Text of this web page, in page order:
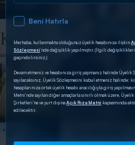
DİĞER SONUÇLAR
Beni Hatırla
Merhaba, kullanmakta olduğunuz üyelik hesabınıza ilişkin
Sözleşmesi’nde değişiklik yapılmıştır. (İlgili
geçirebilirsiniz.)
Devam etmeniz ve hesabınıza giriş yapmanız halinde Üyelik
sayılacaksınız. Üyelik Sözleşmesini kabul etmeniz
hesaplarınıza ortak üyelik hesabı aracılığıyla giriş
Metni’nde sayılan diğer amaçlarla sınırlı olmak üzere,
Şirketleri’ne ve yurt dışınaAçık Rıza Metni kapsamında
edilecektir.